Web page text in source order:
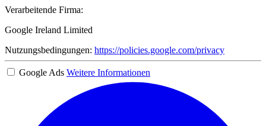
Verarbeitende Firma:
Google Ireland Limited
Nutzungsbedingungen: https://policies.google.com/privacy
Google Ads Weitere Informationen